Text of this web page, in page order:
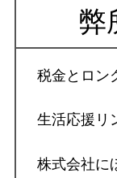
弊
税金とロン
生活応援リ
株式会社に